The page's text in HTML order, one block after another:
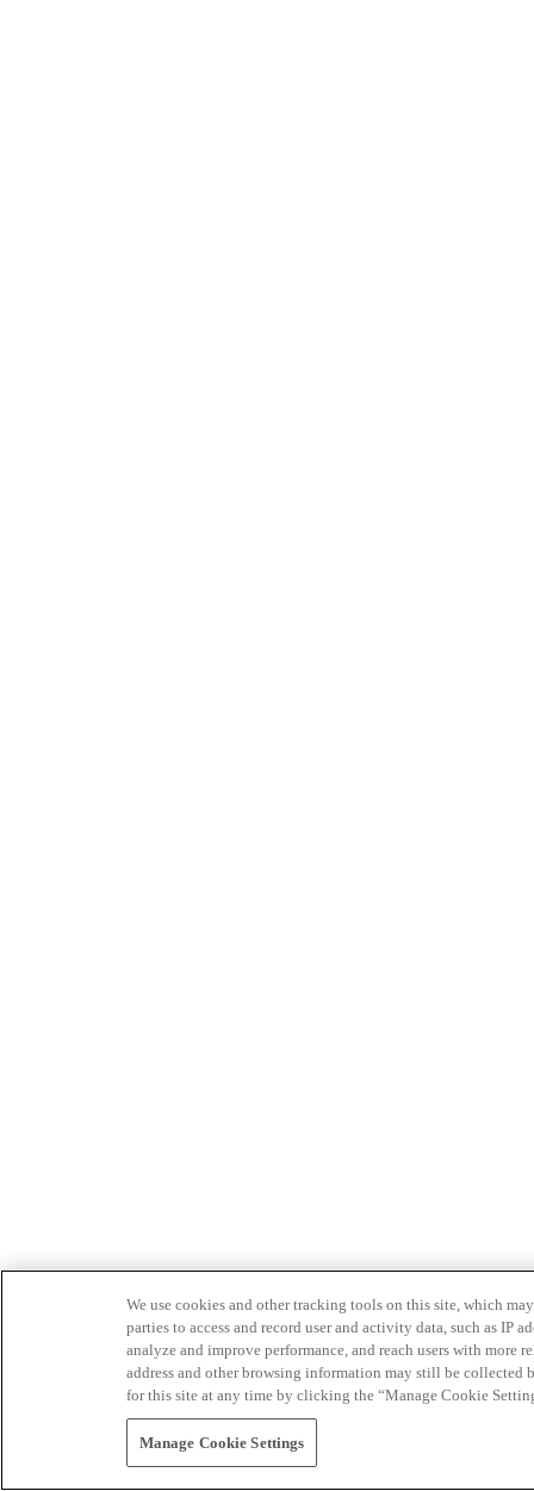
We use cookies and other tracking tools on this site, which
parties to access and record user and activity data, such as IP
analyze and improve performance, and reach users with
address and other browsing information may still be collected
for this site at any time by clicking the “Manage Cookie
Manage Cookie Settings